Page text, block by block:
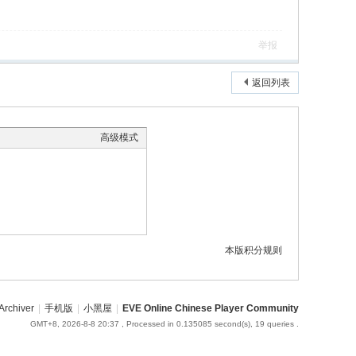
举报
返回列表
高级模式
本版积分规则
手机版 小黑屋 EVE Online Chinese Player Community
GMT+8, 2026-8-8 20:37 , Processed in 0.135085 second(s), 19 queries .